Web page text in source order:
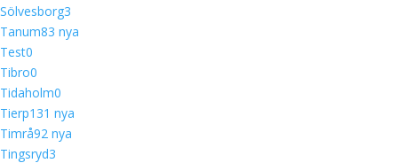
Sölvesborg3
Tanum83 nya
Test0
Tibro0
Tidaholm0
Tierp131 nya
Timrå92 nya
Tingsryd3